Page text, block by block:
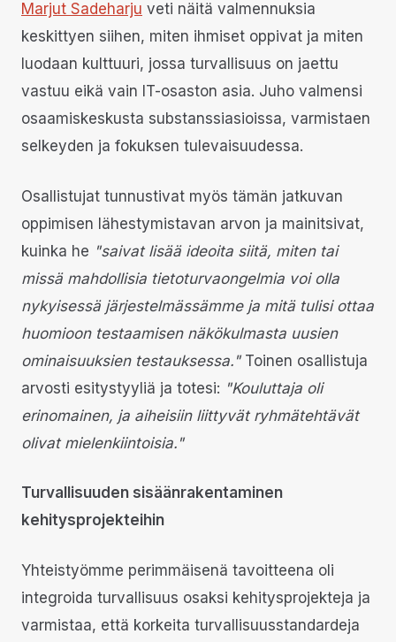
Marjut Sadeharju veti näitä valmennuksia
keskittyen siihen, miten ihmiset oppivat ja miten
luodaan kulttuuri, jossa turvallisuus on jaettu
vastuu eikä vain IT-osaston asia. Juho valmensi
osaamiskeskusta substanssiasioissa, varmistaen
selkeyden ja fokuksen tulevaisuudessa.
Osallistujat tunnustivat myös tämän jatkuvan
oppimisen lähestymistavan arvon ja mainitsivat,
kuinka he "saivat lisää ideoita siitä, miten tai
missä mahdollisia tietoturvaongelmia voi olla
nykyisessä järjestelmässämme ja mitä tulisi ottaa
huomioon testaamisen näkökulmasta uusien
ominaisuuksien testauksessa."Toinen osallistuja
arvosti esitystyyliä ja totesi: "Kouluttaja oli
erinomainen, ja aiheisiin liittyvät ryhmätehtävät
olivat mielenkiintoisia."
Turvallisuuden sisäänrakentaminen
kehitysprojekteihin
Yhteistyömme perimmäisenä tavoitteena oli
integroida turvallisuus osaksi kehitysprojekteja ja
varmistaa, että korkeita turvallisuusstandardeja